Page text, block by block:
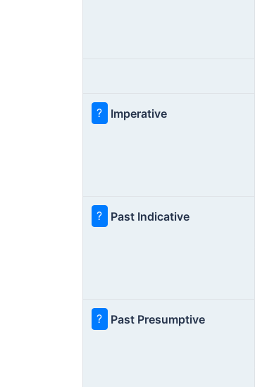
? Imperative
? Past Indicative
? Past Presumptive